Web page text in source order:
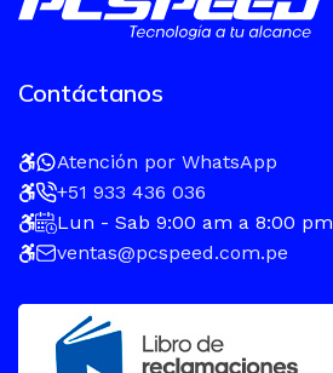
Contáctanos
Atención por WhatsApp
+51 933 436 036
Lun - Sab 9:00 am a 8:00 pm
ventas@pcspeed.com.pe